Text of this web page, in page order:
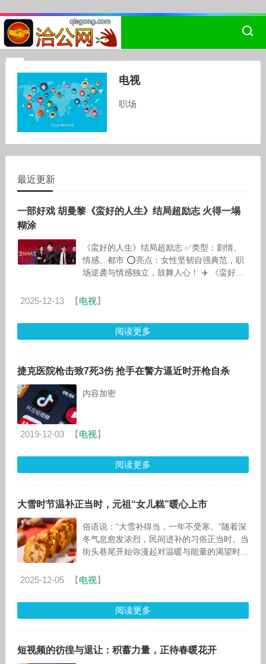
电视
职场
最近更新
一部好戏 胡曼黎《蛮好的人生》结局超励志 火得一塌
糊涂
《蛮好的人生》结局超励志 ✅️类型：剧情、
情感、都市 ⭕️亮点：女性坚韧自强典范，职
场逆袭与情感独立，鼓舞人心！ ✈️ 《蛮好的
剧。三十九岁的保险从业
2025-12-13 【电视】
阅读更多
捷克医院枪击致7死3伤 抢手在警方逼近时开枪自杀
内容加密
2019-12-03 【电视】
阅读更多
大雪时节温补正当时，元祖“女儿糕”暖心上市
俗语说：“大雪补得当，一年不受寒。”随着深
冬气息愈发浓烈，民间进补的习俗正当时。当
街头巷尾开始弥漫起对温暖与能量的渴望时，
其经典产品“女儿糕”为载
2025-12-05 【电视】
阅读更多
短视频的彷徨与退让：积蓄力量，正待春暖花开